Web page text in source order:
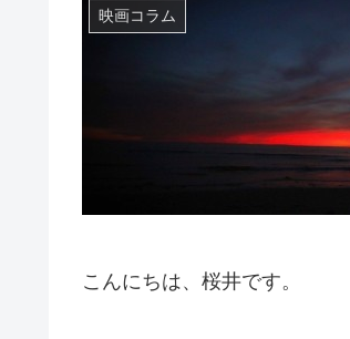
映画コラム
こんにちは、桜井です。